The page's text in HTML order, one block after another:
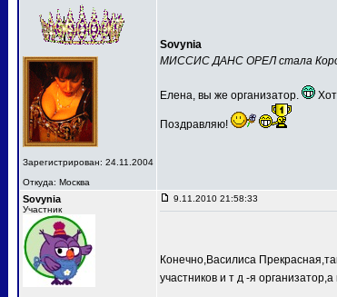
Зарегистрирован: 24.11.2004
Откуда: Москва
Sovynia
МИССИС ДАНС ОРЕЛ стала
Елена, вы же организатор.
Поздравляю!
Sovynia
Участник
9.11.2010 21:58:33
Конечно,Василиса
участников и т д -я